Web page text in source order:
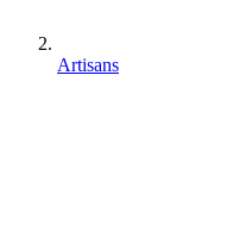
Artisans